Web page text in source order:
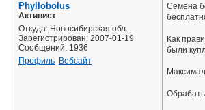
Phyllobolus
Активист
Откуда: Новосибирская обл.
Зарегистрирован: 2007-01-19
Сообщений: 1936
Профиль Вебсайт
Семена
Как
были